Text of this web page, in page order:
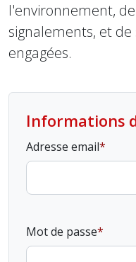
l'environnement,
signalements, et
engagées.
Informations
Adresse email
Mot de passe